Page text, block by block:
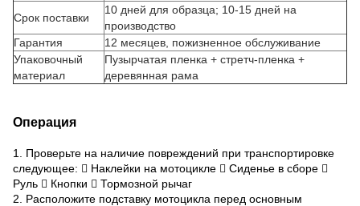
Срок поставки
10 дней для образца; 10-15 дней на
производство
Гарантия
12 месяцев, пожизненное обслуживание
Упаковочный
материал
Пузырчатая пленка + стретч-пленка +
деревянная рама
Операция
1. Проверьте на наличие повреждений при транспортировке
следующее:  Наклейки на мотоцикле  Сиденье в сборе 
Руль  Кнопки  Тормозной рычаг
2. Расположите подставку мотоцикла перед основным